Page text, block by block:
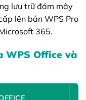
lưu trữ đám mây
lên bản WPS Pro
365.
WPS Office và